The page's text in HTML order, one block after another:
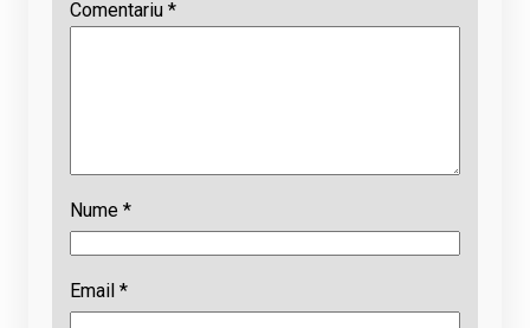
Comentariu *
Nume *
Email *